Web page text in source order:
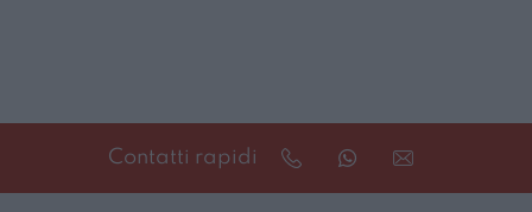
Contatti rapidi